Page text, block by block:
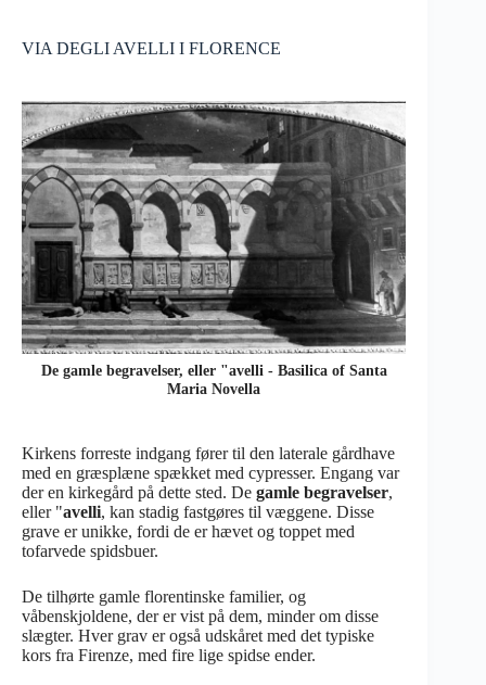
VIA DEGLI AVELLI I FLORENCE
De gamle begravelser, eller "avelli - Basilica of Santa
Maria Novella
Kirkens forreste indgang fører til den laterale gårdhave
med en græsplæne spækket med cypresser. Engang var
der en kirkegård på dette sted. De gamle begravelser,
eller "avelli, kan stadig fastgøres til væggene. Disse
grave er unikke, fordi de er hævet og toppet med
tofarvede spidsbuer.
De tilhørte gamle florentinske familier, og
våbenskjoldene, der er vist på dem, minder om disse
slægter. Hver grav er også udskåret med det typiske
kors fra Firenze, med fire lige spidse ender.